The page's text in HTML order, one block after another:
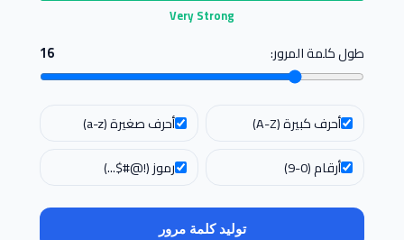
Very Strong
طول كلمة المرور: 16
أحرف كبيرة (A-Z)
أحرف صغيرة (a-z)
أرقام (0-9)
رموز (!@#$...)
توليد كلمة مرور